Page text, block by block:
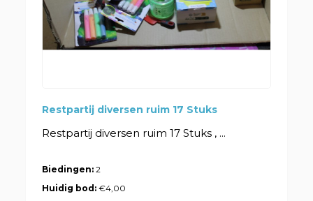
Restpartij diversen ruim 17 Stuks
Restpartij diversen ruim 17 Stuks , ...
Biedingen: 2
Huidig bod:€4,00